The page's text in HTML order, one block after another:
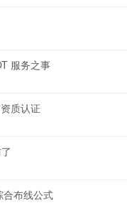
服务之事
质认证
合布线公式